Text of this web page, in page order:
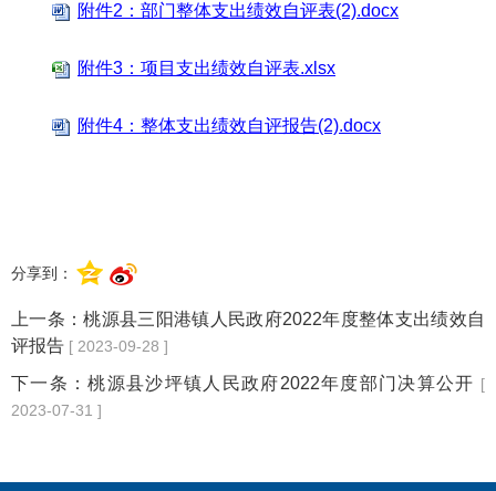
附件2：部门整体支出绩效自评表(2).docx
附件3：项目支出绩效自评表.xlsx
附件4：整体支出绩效自评报告(2).docx
分享到：
上一条：桃源县三阳港镇人民政府2022年度整体支出绩效自
评报告 [ 2023-09-28 ]
下一条：桃源县沙坪镇人民政府2022年度部门决算公开 [
2023-07-31 ]